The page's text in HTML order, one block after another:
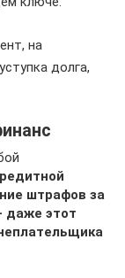
на
долга,
штрафов за
даже этот